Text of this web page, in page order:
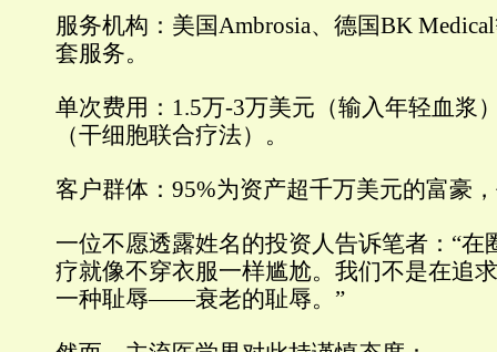
服务机构：美国Ambrosia、德国BK
套服务。
单次费用：1.5万-3万美元（输入年轻血浆
（干细胞联合疗法）。
客户群体：95%为资产超千万美元的富豪
一位不愿透露姓名的投资人告诉笔者：“在
疗就像不穿衣服一样尴尬。我们不是在追
一种耻辱——衰老的耻辱。”